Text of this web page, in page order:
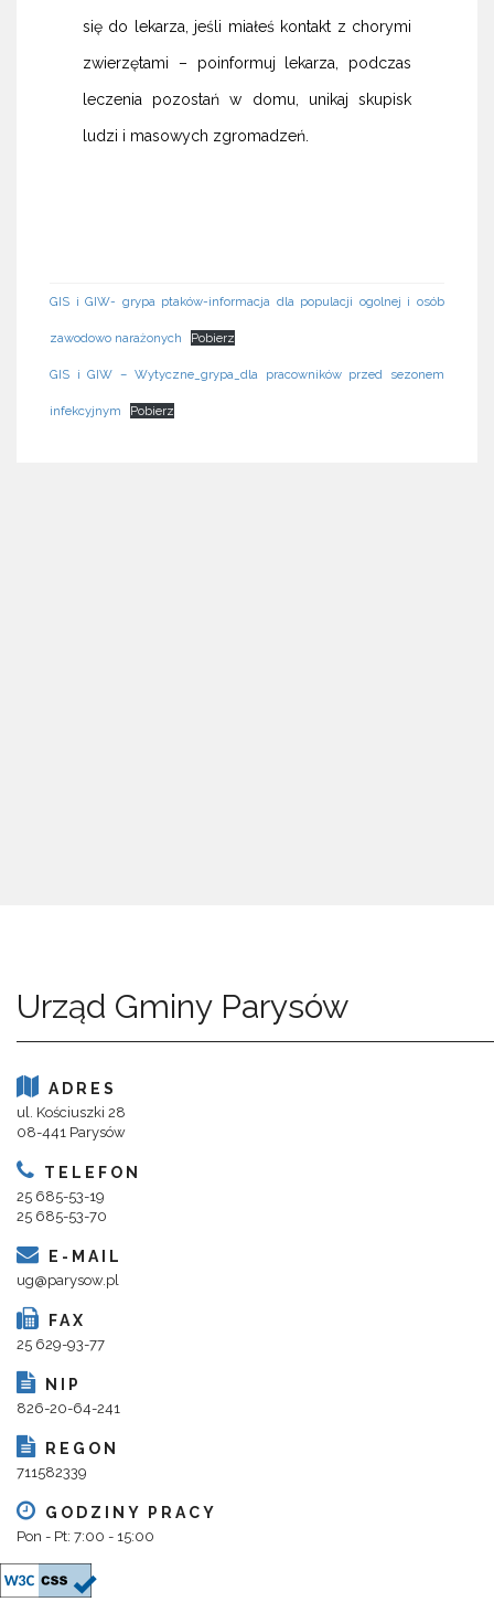
się do lekarza, jeśli miałeś kontakt z chorymi
zwierzętami – poinformuj lekarza, podczas
leczenia pozostań w domu, unikaj skupisk
ludzi i masowych zgromadzeń.
GIS i GIW- grypa ptaków-informacja dla populacji ogolnej i osób
zawodowo narażonych Pobierz
GIS i GIW – Wytyczne_grypa_dla pracowników przed sezonem
infekcyjnym Pobierz
Urząd Gminy Parysów
ADRES
ul. Kościuszki 28
08-441 Parysów
TELEFON
25 685-53-19
25 685-53-70
E-MAIL
ug@parysow.pl
FAX
25 629-93-77
NIP
826-20-64-241
REGON
711582339
GODZINY PRACY
Pon - Pt: 7:00 - 15:00